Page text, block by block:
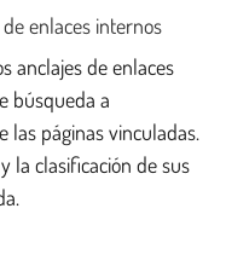
enlaces internos
anclajes de enlaces
búsqueda a
páginas vinculadas.
la clasificación de sus